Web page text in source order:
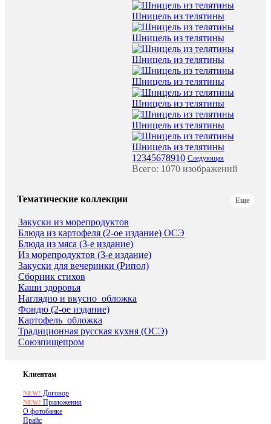
Шницель из телятины
Шницель из телятины
Шницель из телятины
Шницель из телятины
Шницель из телятины
Шницель из телятины
Шницель из телятины
1 2345678910 Следующая
Всего: 1070 изображений
Тематические коллекции Еще
Закуски из морепродуктов
Блюда из картофеля (2-ое издание) ОСЭ
Блюда из мяса (3-е издание)
Из морепродуктов (3-е издание)
Закуски для вечеринки (Рипол)
Сборник стихов
Каши здоровья
Наглядно и вкусно_обложка
Фондю (2-ое издание)
Картофель_обложка
Традиционная русская кухня (ОСЭ)
Союзпищепром
Клиентам
NEW! Договор
NEW! Приложения
О фотобанке
Прайс